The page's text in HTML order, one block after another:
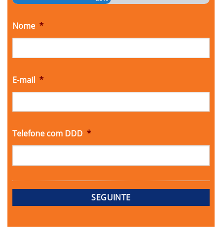
Nome *
E-mail *
Telefone com DDD *